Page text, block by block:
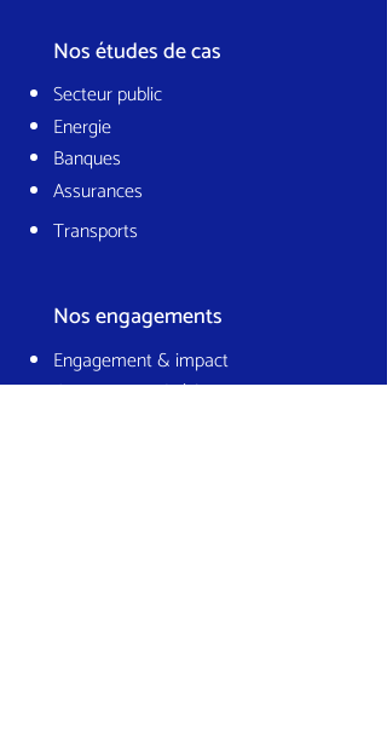
Nos études de cas
Secteur public
Energie
Banques
Assurances
Transports
Nos engagements
Engagement & impact
Gouvernance & éthique